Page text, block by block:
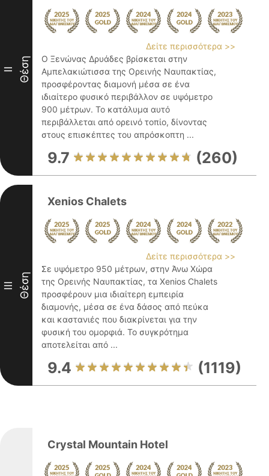
II Θέση
Δείτε περισσότερα >>
Ο Ξενώνας Δρυάδες βρίσκεται στην
Αμπελακιώτισσα της Ορεινής Ναυπακτίας,
προσφέροντας διαμονή μέσα σε ένα
ιδιαίτερο φυσικό περιβάλλον σε υψόμετρο
900 μέτρων. Το κατάλυμα αυτό
περιβάλλεται από ορεινό τοπίο, δίνοντας
στους επισκέπτες του απρόσκοπτη ...
9.7 (260)
III Θέση
Xenios Chalets
Δείτε περισσότερα >>
Σε υψόμετρο 950 μέτρων, στην Άνω Χώρα
της Ορεινής Ναυπακτίας, τα Xenios Chalets
προσφέρουν μια ιδιαίτερη εμπειρία
διαμονής, μέσα σε ένα δάσος από πεύκα
και καστανιές που διακρίνεται για την
φυσική του ομορφιά. Το συγκρότημα
αποτελείται από ...
9.4 (1119)
Crystal Mountain Hotel